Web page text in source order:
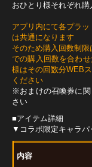
おひとり様それぞれ
アプリ内にて各プラ
は共通になります
そのため購入回数制
での購入回数を合わ
様はその回数分WEB
ください
※おまけの召喚券に
さい
■アイテム詳細
▼コラボ限定キャラパ
内容